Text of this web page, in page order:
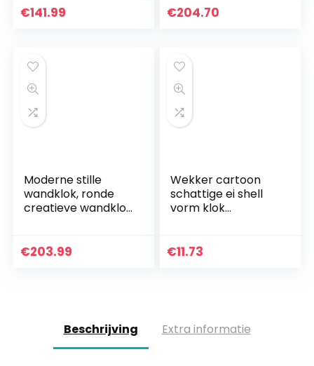
kinderkamer,
(kleur…
€141.99
Paarse Druif
€204.70
Moderne stille
wandklok, ronde
creatieve wandklok
verfraait Industriële
€203.99
Wekker cartoon
schattige ei shell
vorm klok
nachtkastje
€11.73
Beschrijving Extra informatie